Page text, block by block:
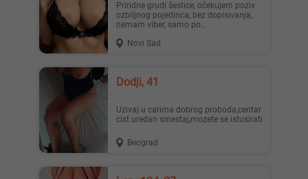
Priridne grudi šestice, očekujem poziv
ozbiljnog pojedinca, bez dopisivanja,
nemam viber, samo po...
Novi Sad
Dodji, 41
Uzivaj u carima dobrog proboda,centar
cist uredan smestaj,mozete se istusirati
Beograd